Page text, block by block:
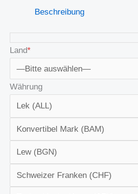
Beschreibung
Land*
Währung